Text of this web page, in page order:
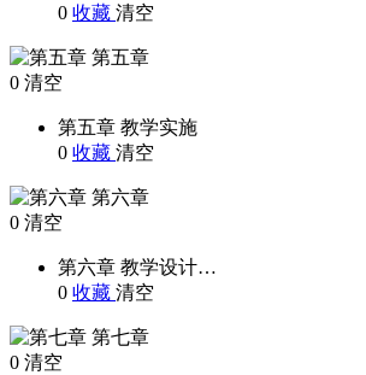
0 收藏 清空
第五章
0 清空
第五章 教学实施
0 收藏 清空
第六章
0 清空
第六章 教学设计…
0 收藏 清空
第七章
0 清空